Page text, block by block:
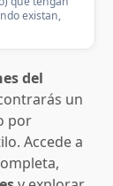
existan,
del
un
por
Accede a